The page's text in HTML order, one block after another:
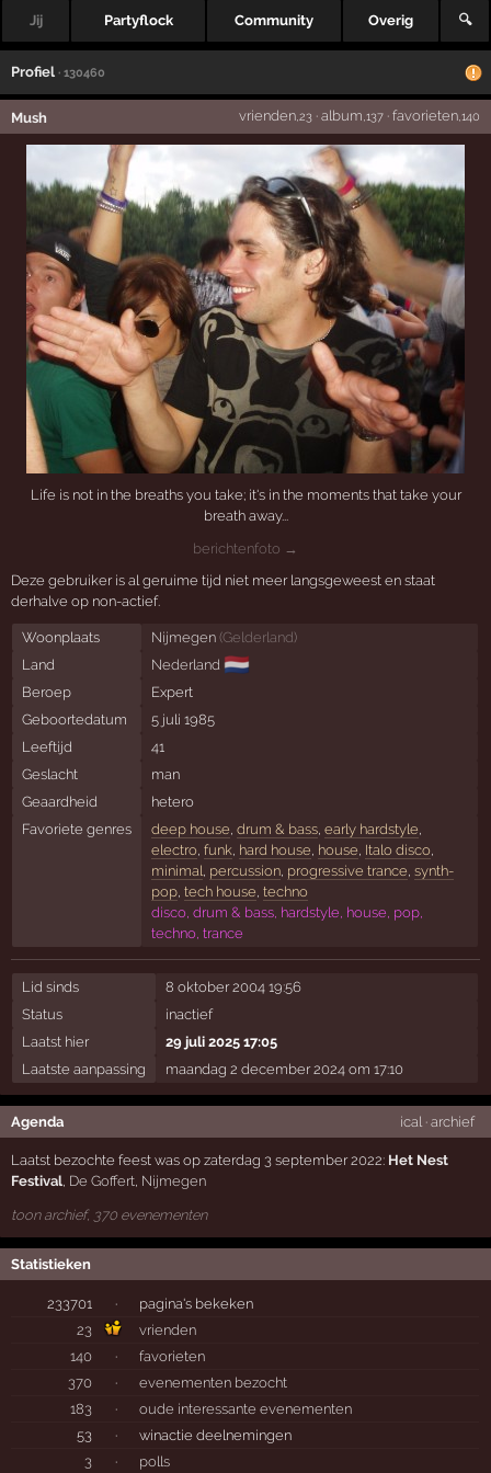
Jij Partyflock Community Overig 🔍
Profiel · 130460
Mush vrienden,23· album ,137· favorieten,140
Life is not in the breaths you take; it's in the moments that take your
breath away...
berichtenfoto →
Deze gebruiker is al geruime tijd niet meer langsgeweest en staat
derhalve op non-actief.
Woonplaats Nijmegen (Gelderland)
Land
Nederland 🇳🇱
Beroep
Expert
Geboortedatum
5 juli 1985
Leeftijd
41
Geslacht
man
Geaardheid
hetero
Favoriete genres
deep house, drum & bass, early hardstyle,
electro, funk, hard house, house, Italo disco,
minimal, percussion, progressive trance, synth-
pop, tech house, techno
disco, drum & bass, hardstyle, house, pop,
techno, trance
Lid sinds
8 oktober 2004 19:56
Status
inactief
Laatst hier
29 juli 2025 17:05
Laatste aanpassing
maandag 2 december 2024 om 17:10
Agenda ical· archief
Laatst bezochte feest was op zaterdag 3 september 2022: Het Nest
Festival De Goffert Nijmegen
toon archief, 370 evenementen
Statistieken
233701 ·
pagina's bekeken
23
vrienden
140
·
favorieten
370
·
evenementen bezocht
183
·
oude interessante evenementen
53
·
winactie deelnemingen
3
· polls